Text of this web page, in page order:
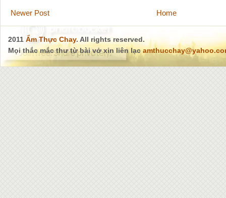
Newer Post Home
2011 Ẩm Thực Chay. All rights reserved.
Mọi thắc mắc thư từ bài vở xin liên lạc